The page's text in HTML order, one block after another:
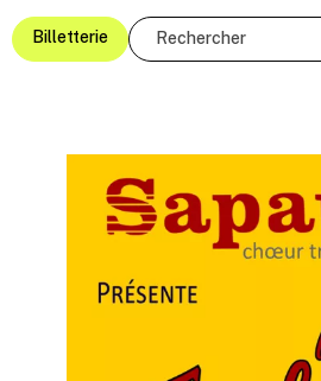
Billetterie